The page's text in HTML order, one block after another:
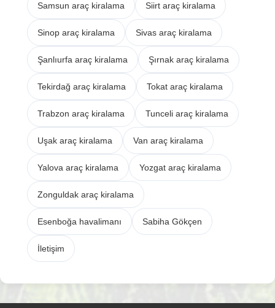
Samsun araç kiralama Siirt araç kiralama
Sinop araç kiralama Sivas araç kiralama
Şanlıurfa araç kiralama Şırnak araç kiralama
Tekirdağ araç kiralama Tokat araç kiralama
Trabzon araç kiralama Tunceli araç kiralama
Uşak araç kiralama Van araç kiralama
Yalova araç kiralama Yozgat araç kiralama
Zonguldak araç kiralama
Esenboğa havalimanı Sabiha Gökçen
İletişim